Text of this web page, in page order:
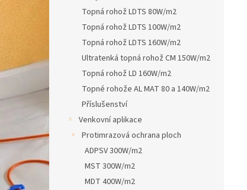
Topná rohož LDTS 80W/m2
Topná rohož LDTS 100W/m2
Topná rohož LDTS 160W/m2
Ultratenká topná rohož CM 150W/m2
Topná rohož LD 160W/m2
Topné rohože AL MAT 80 a 140W/m2
Příslušenství
Venkovní aplikace
Protimrazová ochrana ploch
ADPSV 300W/m2
MST 300W/m2
MDT 400W/m2